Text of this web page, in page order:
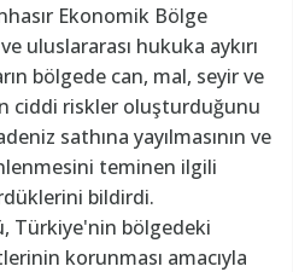
Ekonomik Bölge
uluslararası hukuka aykırı
bölgede can, mal, seyir ve
ciddi riskler oluşturduğunu
sathına yayılmasının ve
teminen ilgili
bildirdi.
Türkiye'nin bölgedeki
korunması amacıyla